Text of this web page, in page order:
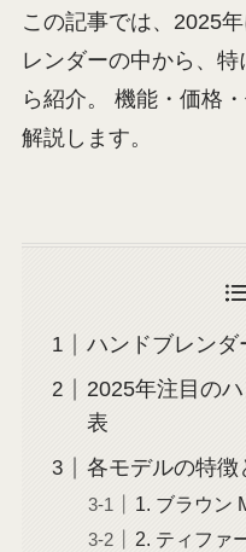
この記事では、2025
レンダーの中から、
ら紹介。 機能・価格
解説します。
ハンドブレンダ
2025年注目の
表
各モデルの特徴
1. ブラウン
2. ティファ